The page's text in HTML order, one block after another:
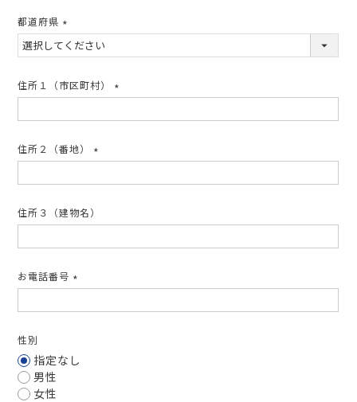
都道府県
(必
須)
住所１（市区町村）
須)
住所２（番地）
須)
住所３（建物名）
お電話番号
須)
性別
指定なし
男性
女性